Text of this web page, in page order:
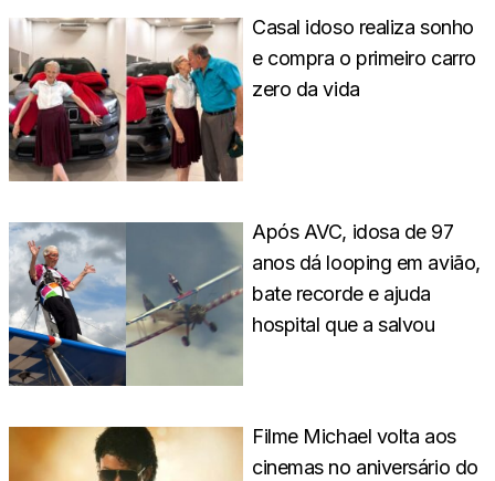
Casal idoso realiza sonho
e compra o primeiro carro
zero da vida
Após AVC, idosa de 97
anos dá looping em avião,
bate recorde e ajuda
hospital que a salvou
Filme Michael volta aos
cinemas no aniversário do